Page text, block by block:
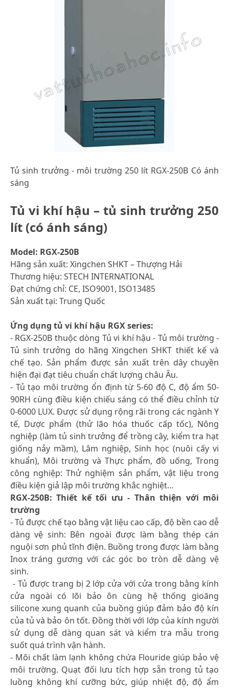
Tủ sinh trưởng - môi trường 250 lít RGX-250B Có ánh
sáng
Tủ vi khí hậu – tủ sinh trưởng 250
lít (có ánh sáng)
Model: RGX-250B
Hãng sản xuất: Xingchen SHKT – Thượng Hải
Thương hiệu: STECH INTERNATIONAL
Đạt chứng chỉ: CE, ISO9001, ISO13485
Sản xuất tại: Trung Quốc
Ứng dụng tủ vi khí hậu RGX series:
- RGX-250B thuộc dòng Tủ vi khí hậu - Tủ môi trường -
Tủ sinh trưởng do hãng Xingchen SHKT thiết kế và
chế tạo. Sản phẩm được sản xuất trên dây chuyền
hiện đại đạt tiêu chuẩn chất lượng châu Âu.
- Tủ tạo môi trường ổn định từ 5-60 độ C, độ ẩm 50-
90RH cùng điều kiện chiếu sáng có thể điều chỉnh từ
0-6000 LUX. Được sử dụng rộng rãi trong các ngành Y
tế, Dược phẩm (thử lão hóa thuốc cấp tốc), Nông
nghiệp (làm tủ sinh trưởng để trồng cây, kiểm tra hạt
giống nảy mầm), Lâm nghiệp, Sinh học (nuôi cấy vi
khuẩn), Môi trường và Thực phẩm, đồ uống, Trong
công nghiệp: Thử nghiệm sản phẩm, vật liệu trong
điều kiện giả lập môi trường khắc nghiệt…
RGX-250B: Thiết kế tối ưu - Thân thiện với môi
trường
- Tủ được chế tạo bằng vật liệu cao cấp, độ bền cao dễ
dàng vệ sinh: Bên ngoài được làm bằng thép cán
nguội sơn phủ tĩnh điện. Buồng trong được làm bằng
Inox tráng gương với các góc bo tròn dễ dàng vệ
sinh.
- Tủ được trang bị 2 lớp cửa với cửa trong bằng kính
cửa ngoài có lõi bảo ôn cùng hệ thống gioăng
silicone xung quanh của buồng giúp đảm bảo độ kín
của tủ và bảo ôn tốt. Đồng thời với lớp của kính người
sử dụng dễ dàng quan sát và kiểm tra mẫu trong
suốt quá trình vận hành.
- Môi chất làm lạnh không chứa Flouride giúp bảo vệ
môi trường. Quạt đối lưu tích hợp sẵn trong tủ tạo
luồng không khí cưỡng bức, giúp nhiệt độ, độ ẩm